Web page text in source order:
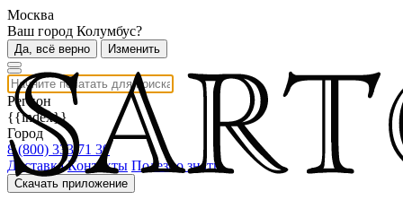
Москва
Ваш город Колумбус?
Да, всё верно Изменить
Регион
{{index}}
Город
8 (800) 333 71 30
Доставка Контакты Полезно знать
Скачать приложение